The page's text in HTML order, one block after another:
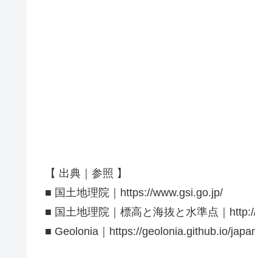
【 出典｜参照 】
■ 国土地理院｜https://www.gsi.go.jp/
■ 国土地理院｜標高と海抜と水準点｜
■ Geolonia｜https://geolonia.github.io/